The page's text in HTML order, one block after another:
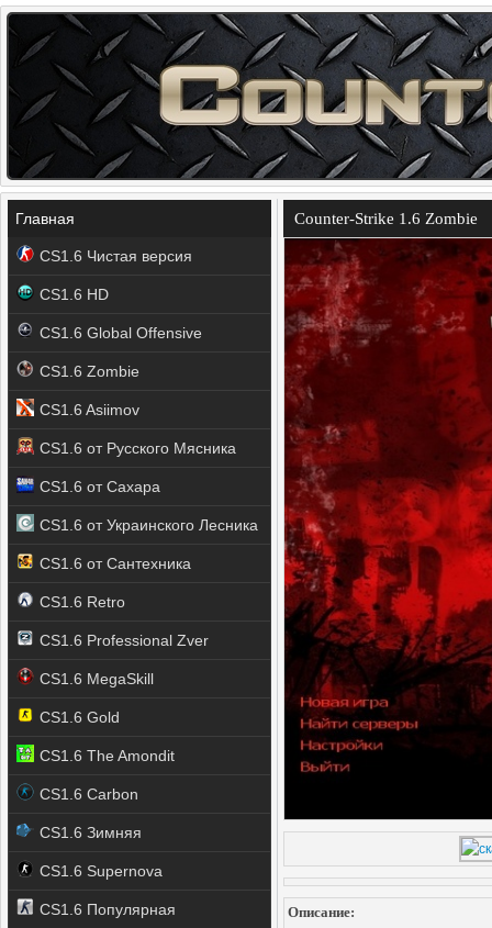
Главная
CS1.6 Чистая версия
CS1.6 HD
CS1.6 Global Offensive
CS1.6 Zombie
CS1.6 Asiimov
CS1.6 от Русского Мясника
CS1.6 от Сахара
CS1.6 от Украинского Лесника
CS1.6 от Сантехника
CS1.6 Retro
CS1.6 Professional Zver
CS1.6 MegaSkill
CS1.6 Gold
CS1.6 The Amondit
CS1.6 Carbon
CS1.6 Зимняя
CS1.6 Supernova
CS1.6 Популярная
Counter-Strike 1.6 Zombie
Описание: